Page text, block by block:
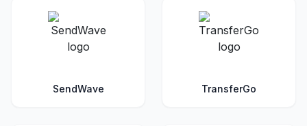
SendWave TransferGo